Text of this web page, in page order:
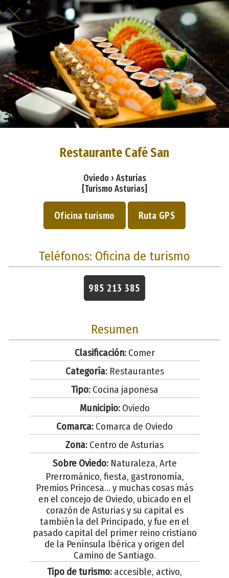
Restaurante Café San
Oviedo › Asturias
[Turismo Asturias]
Oficina turismo Ruta GPS
Teléfonos: Oficina de turismo
985 213 385
Resumen
Clasificación:Comer
Categoría:Restaurantes
Tipo:Cocina japonesa
Municipio:Oviedo
Comarca: Comarca de Oviedo
Zona: Centro de Asturias
Sobre Oviedo:Naturaleza, Arte
Prerrománico, fiesta, gastronomía,
Premios Princesa… y muchas cosas más
en el concejo de Oviedo, ubicado en el
corazón de Asturias y su capital es
también la del Principado, y fue en el
pasado capital del primer reino cristiano
de la Península Ibérica y origen del
Camino de Santiago.
Tipo de turismo: accesible, activo,